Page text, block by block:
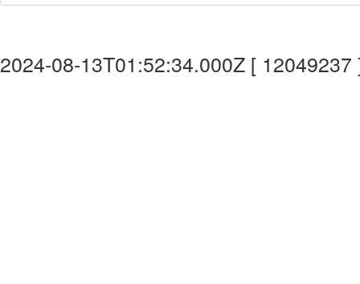
2024-08-13T01:52:34.000Z [ 12049237